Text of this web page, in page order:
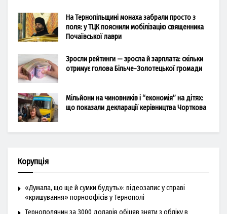
На Тернопільщині монаха забрали просто з
поля: у ТЦК пояснили мобілізацію священника
Почаївської лаври
Зросли рейтинги — зросла й зарплата: скільки
отримує голова Більче-Золотецької громади
Мільйони на чиновників і “економія” на дітях:
що показали декларації керівництва Чорткова
Корупція
«Думала, що ще й сумки будуть»: відеозапис у справі
«кришування» порноофісів у Тернополі